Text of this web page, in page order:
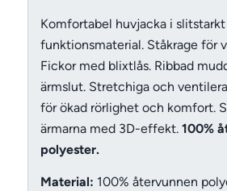
Komfortabel huvjacka i slitstarkt
funktionsmaterial. Ståkrage för
Fickor med blixtlås. Ribbad
ärmslut. Stretchiga och
för ökad rörlighet och komfort.
ärmarna med 3D-effekt. 100%
polyester.
Material: 100% återvunnen